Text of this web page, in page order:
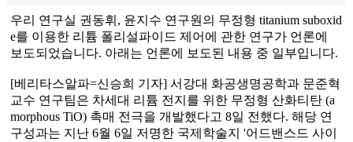
우리 연구실 권동휘, 윤지수 연구원의 무정형 titanium suboxid
e를 이용한 리튬 폴리설파이드 제어에 관한 연구가 언론에
보도되었습니다. 아래는 언론에 보도된 내용 중 일부입니다.
[베리타스알파=신승희 기자] 서강대 화공생명공학과 문준혁
교수 연구팀은 차세대 리튬 전지를 위한 무정형 산화티탄 (a
morphous TiO) 촉매 전극을 개발했다고 8일 전했다. 해당 연
구성과는 지난 6월 6일 저명한 국제학술지 '어드밴스드 사이